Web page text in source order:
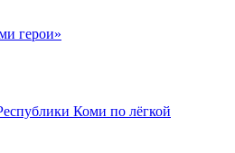
герои»
Коми по лёгкой